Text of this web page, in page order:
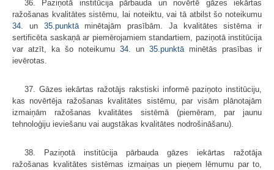
36. Paziņotā institūcija pārbauda un novērtē gāzes iekārtas
ražošanas kvalitātes sistēmu, lai noteiktu, vai tā atbilst šo noteikumu
34. un 35.punktāminētajām prasībām. Ja kvalitātes sistēma ir
sertificēta saskaņā ar piemērojamiem standartiem, paziņotā institūcija
var atzīt, ka šo noteikumu 34. un 35.punktā minētās prasības ir
ievērotas.
37. Gāzes iekārtas ražotājs rakstiski informē paziņoto institūciju,
kas novērtēja ražošanas kvalitātes sistēmu, par visām plānotajām
izmaiņām ražošanas kvalitātes sistēmā (piemēram, par jaunu
tehnoloģiju ieviešanu vai augstākas kvalitātes nodrošināšanu).
38. Paziņotā institūcija pārbauda gāzes iekārtas ražotāja
ražošanas kvalitātes sistēmas izmaiņas un pieņem lēmumu par to,